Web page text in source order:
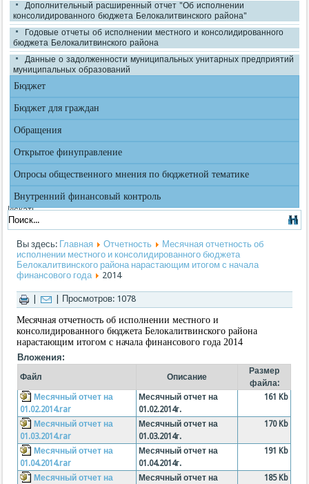
Дополнительный расширенный отчет "Об исполнении
консолидированного бюджета Белокалитвинского района"
Годовые отчеты об исполнении местного и консолидированного
бюджета Белокалитвинского района
Данные о задолженности муниципальных унитарных предприятий
муниципальных образований
Бюджет
Бюджет для граждан
Обращения
Открытое финуправление
Опросы общественного мнения по бюджетной тематике
Внутренний финансовый контроль
Искать...
Вы здесь: Главная Отчетность
Месячная отчетность об
исполнении местного и консолидированного бюджета
Белокалитвинского района нарастающим итогом с начала
финансового года
2014
| Просмотров: 1078
Месячная отчетность об исполнении местного и
консолидированного бюджета Белокалитвинского района
нарастающим итогом с начала финансового года 2014
Вложения:
Файл Описание
Размер
файла:
Месячный отчет на
01.02.2014.rar
Месячный отчет на
01.02.2014г.
161 Kb
Месячный отчет на
01.03.2014.rar
Месячный отчет на
01.03.2014г.
170 Kb
Месячный отчет на
01.04.2014.rar
Месячный отчет на
01.04.2014г.
191 Kb
Месячный отчет на
Месячный отчет на
185 Kb